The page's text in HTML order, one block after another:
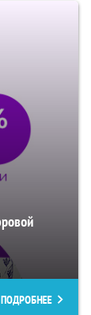
ПОДРОБНЕЕ